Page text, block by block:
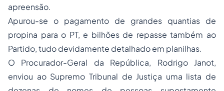
apreensão.
Apurou-se o pagamento de grandes quantias de
propina para o PT, e bilhões de repasse também ao
Partido, tudo devidamente detalhado em planilhas.
O Procurador-Geral da República, Rodrigo Janot,
enviou ao Supremo Tribunal de Justiça uma lista de